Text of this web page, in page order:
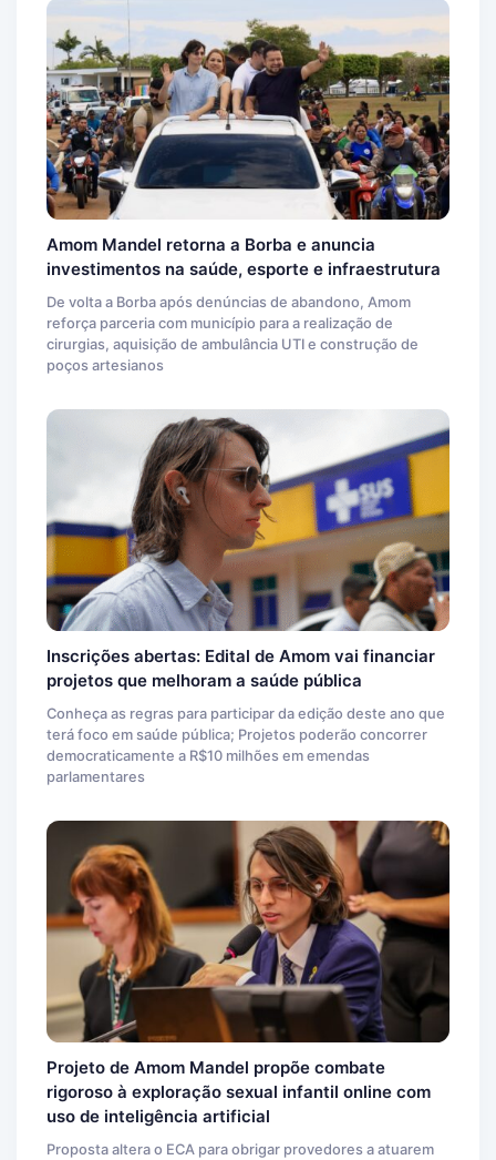
Amom Mandel retorna a Borba e anuncia
investimentos na saúde, esporte e infraestrutura
De volta a Borba após denúncias de abandono, Amom
reforça parceria com município para a realização de
cirurgias, aquisição de ambulância UTI e construção de
poços artesianos
Inscrições abertas: Edital de Amom vai financiar
projetos que melhoram a saúde pública
Conheça as regras para participar da edição deste ano que
terá foco em saúde pública; Projetos poderão concorrer
democraticamente a R$10 milhões em emendas
parlamentares
Projeto de Amom Mandel propõe combate
rigoroso à exploração sexual infantil online com
uso de inteligência artificial
Proposta altera o ECA para obrigar provedores a atuarem